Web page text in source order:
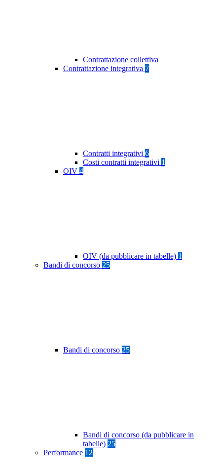
Contrattazione collettiva
Contrattazione integrativa 7
Contratti integrativi 6
Costi contratti integrativi 1
OIV 4
OIV (da pubblicare in tabelle) 1
Bandi di concorso 25
Bandi di concorso 25
Bandi di concorso (da pubblicare in
tabelle) 25
Performance 12